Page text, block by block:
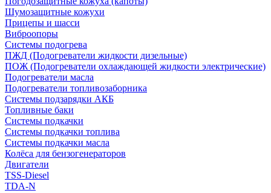
Шумозащитные кожухи
Прицепы и шасси
Виброопоры
Системы подогрева
ПЖД (Подогреватели жидкости дизельные)
ПОЖ (Подогреватели охлаждающей жидкости электрические)
Подогреватели масла
Подогреватели топливозаборника
Системы подзарядки АКБ
Топливные баки
Системы подкачки
Системы подкачки топлива
Системы подкачки масла
Колёса для бензогенераторов
Двигатели
TSS-Diesel
TDA-N